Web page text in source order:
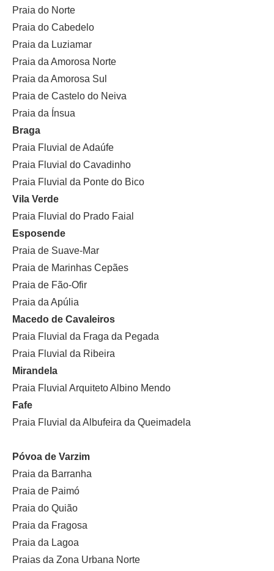
Praia do Norte
Praia do Cabedelo
Praia da Luziamar
Praia da Amorosa Norte
Praia da Amorosa Sul
Praia de Castelo do Neiva
Praia da Ínsua
Braga
Praia Fluvial de Adaúfe
Praia Fluvial do Cavadinho
Praia Fluvial da Ponte do Bico
Vila Verde
Praia Fluvial do Prado Faial
Esposende
Praia de Suave-Mar
Praia de Marinhas Cepães
Praia de Fão-Ofir
Praia da Apúlia
Macedo de Cavaleiros
Praia Fluvial da Fraga da Pegada
Praia Fluvial da Ribeira
Mirandela
Praia Fluvial Arquiteto Albino Mendo
Fafe
Praia Fluvial da Albufeira da Queimadela
Póvoa de Varzim
Praia da Barranha
Praia de Paimó
Praia do Quião
Praia da Fragosa
Praia da Lagoa
Praias da Zona Urbana Norte